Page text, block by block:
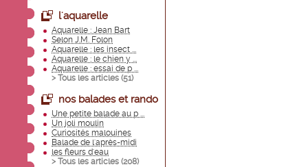
l'aquarelle
Aquarelle : Jean Bart
Selon J.M. Folon
Aquarelle : les insect ...
Aquarelle : le chien y ...
Aquarelle : essai de p ...
> Tous les articles (51)
nos balades et rando
Une petite balade au p ...
Un joli moulin
Curiosités malouines
Balade de l'après-midi
les fleurs d'eau
> Tous les articles (208)